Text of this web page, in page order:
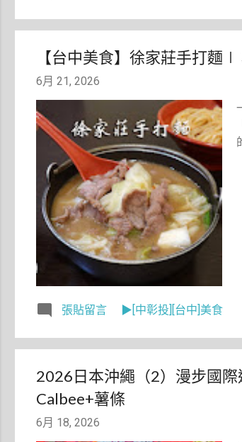
【台中美食】徐家莊手打麵
6月 21, 2026
張貼留言 ▶[中彰投][台中]美食
2026日本沖繩（2）漫步國
Calbee+薯條
6月 18, 2026